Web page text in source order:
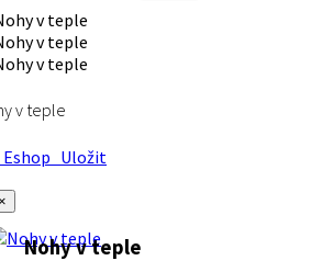
v teple
Uložit
Nohy v teple